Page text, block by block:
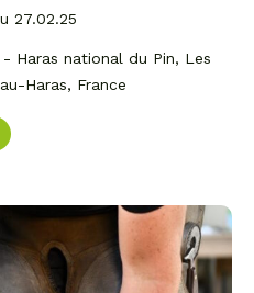
27.02.25
Haras national du Pin, Les
Haras, France